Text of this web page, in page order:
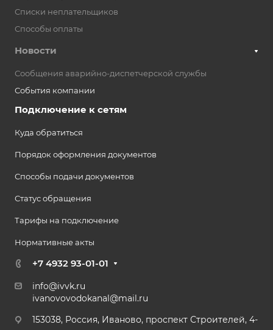
Списки неплательщиков
Способы оплаты
Новости
Сообщения аварийно-диспетчерской службы
События компании
Подключение к сетям
Куда обратиться
Порядок оформления документов
Способы подачи документов
Статус обращения
Тарифы на подключение
Нормативные акты
+7 4932 93-01-01
info@ivvk.ru
ivanovovodokanal@mail.ru
153038, Россия, Иваново, проспект Строителей, 4-